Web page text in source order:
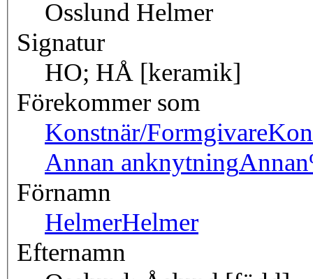
Osslund Helmer
Signatur
HO; HÅ [keramik]
Förekommer som
Konstnär/Formgivare
Annan anknytning
Förnamn
HelmerHelmer
Efternamn